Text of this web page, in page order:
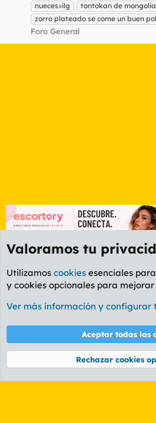
nueces>ilg
tontokan de mongolia
zorro plateado se come un buen
Foro General
Etiquetas
Cookies
PL OLDSTYLE
Términos y reglas
Community platform by XenForo® © 2010-
Valoramos tu
Utilizamos cookies esenciales
y cookies opcionales para
Ver más información y configurar
Aceptar todas las
Rechazar cookies